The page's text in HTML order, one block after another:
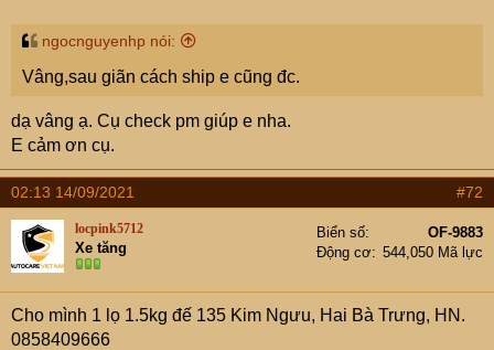
ngocnguyenhp nói:
Vâng,sau giãn cách ship e cũng đc.
dạ vâng ạ. Cụ check pm giúp e nha.
E cảm ơn cụ.
02:13 14/09/2021 #72
locpink5712
Xe tăng
Biển số
OF-9883
Động cơ
544,050 Mã lực
Cho mình 1 lọ 1.5kg đế 135 Kim Ngưu, Hai Bà Trưng, HN.
0858409666